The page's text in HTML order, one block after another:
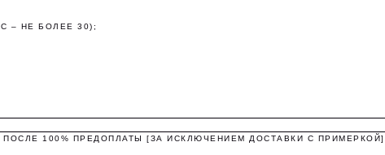
– НЕ БОЛЕЕ 30);
100% ПРЕДОПЛАТЫ [ЗА ИСКЛЮЧЕНИЕМ ДОСТАВКИ С ПРИМЕРКОЙ].
25% стоимости покупки картой любого банка,
недели
недели
недель